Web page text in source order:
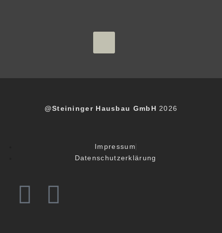
@Steininger Hausbau GmbH 2026
Impressum
Datenschutzerklärung